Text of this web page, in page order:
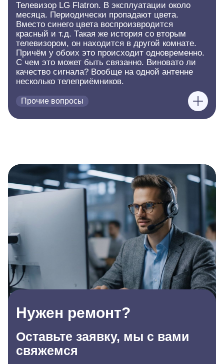
Телевизор LG Flatron. В эксплуатации около
месяца. Периодически пропадают цвета.
Вместо синего цвета воспроизвродится
красный и т.д. Такая же история со вторым
телевизором, он находится в другой комнате.
Причём у обоих это происходит одновременно.
С чем это может быть связанно. Виновато ли
качество сигнала? Вообще на одной антенне
несколько телеприёмников.
Прочие вопросы
Нужен ремонт?
Оставьте заявку, мы с вами
свяжемся